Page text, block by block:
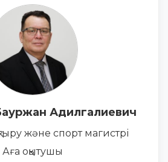
Адилгалиевич
және спорт магистрі
Аға оқытушы